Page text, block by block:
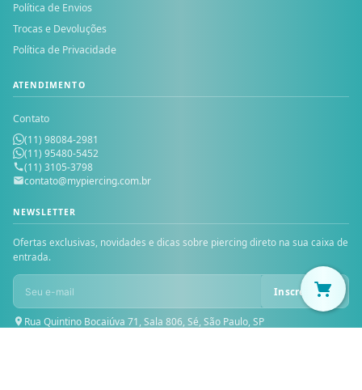
Política de Envios
Trocas e Devoluções
Política de Privacidade
ATENDIMENTO
Contato
(11) 98084-2981
(11) 95480-5452
(11) 3105-3798
contato@mypiercing.com.br
NEWSLETTER
Ofertas exclusivas, novidades e dicas sobre piercing direto na sua caixa de
entrada.
Inscrever-se
Rua Quintino Bocaiúva 71, Sala 806, Sé, São Paulo, SP